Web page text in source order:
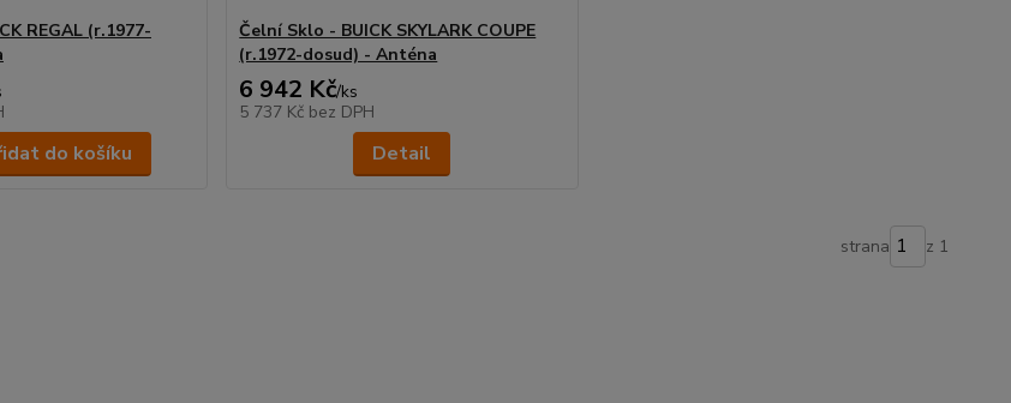
REGAL (r.1977-
do košíku
Čelní Sklo - BUICK SKYLARK COUPE
(r.1972-dosud) - Anténa
6 942 Kč/ks
5 737 Kč bez DPH
Detail
strana z 1